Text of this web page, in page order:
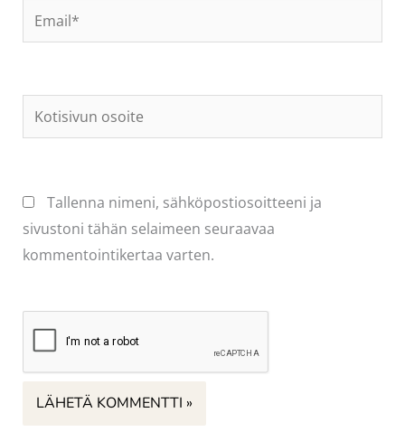
Email*
Kotisivun
osoite
Tallenna nimeni, sähköpostiosoitteeni ja
sivustoni tähän selaimeen seuraavaa
kommentointikertaa varten.